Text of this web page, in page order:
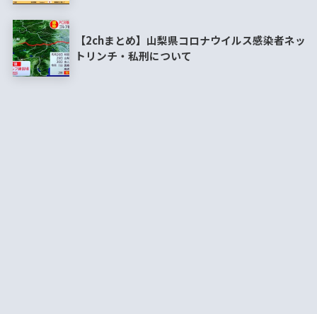
【2chまとめ】山梨県コロナウイルス感染者ネッ
トリンチ・私刑について